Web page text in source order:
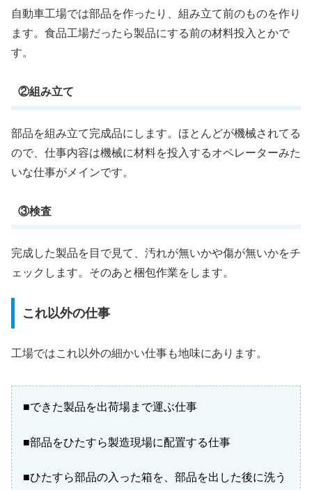
自動車工場では部品を作ったり、組み立て前のものを作り
ます。食品工場だったら製品にする前の材料投入とかで
す。
②組み立て
部品を組み立て完成品にします。ほとんどが機械されてる
ので、仕事内容は機械に材料を投入するオペレーターみた
いな仕事がメインです。
③検査
完成した製品を目で見て、汚れが無いかや傷が無いかをチ
ェックします。そのあと梱包作業をします。
これ以外の仕事
工場ではこれ以外の細かい仕事も地味にあります。
■できた製品を出荷場まで運ぶ仕事
■部品をひたすら製造現場に配置する仕事
■ひたすら部品の入った箱を、部品を出した後に洗う